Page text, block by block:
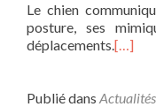
Le chien
posture, ses
déplacements.[…]
Publié dans Actualités